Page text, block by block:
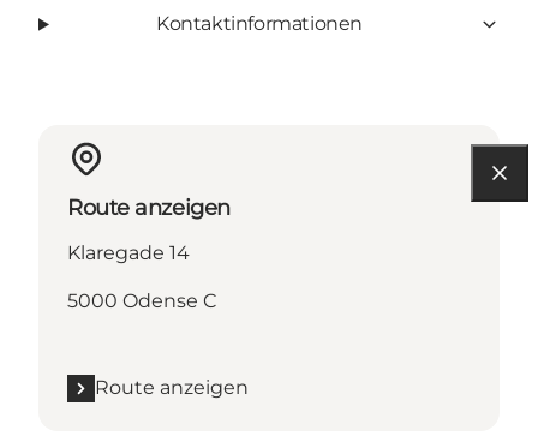
Kontaktinformationen
Route anzeigen
Klaregade 14
5000 Odense C
Route anzeigen